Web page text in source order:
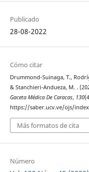
Publicado
28-08-2022
Cómo citar
Drummond-Suinaga, T.,
& Stanchieri-Andueza, M. .
Gaceta Médica De Caracas, 130
https://saber.ucv.ve/ojs/
Más formatos de cita
Número